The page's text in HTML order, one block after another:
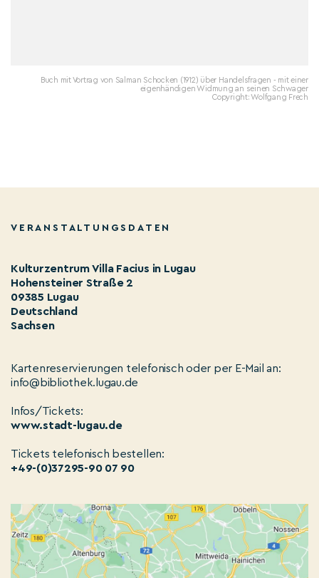
Buch mit Vortrag von Salman Schocken (1912) über Handelsfragen - mit einer
eigenhändigen Widmung an seinen Schwager
Copyright: Wolfgang Frech
VERANSTALTUNGSDATEN
Kulturzentrum Villa Facius in Lugau
Hohensteiner Straße 2
09385 Lugau
Deutschland
Sachsen
Kartenreservierungen telefonisch oder per E-Mail an:
info@bibliothek.lugau.de
Infos/Tickets:
www.stadt-lugau.de
Tickets telefonisch bestellen:
+49-(0)37295-90 07 90